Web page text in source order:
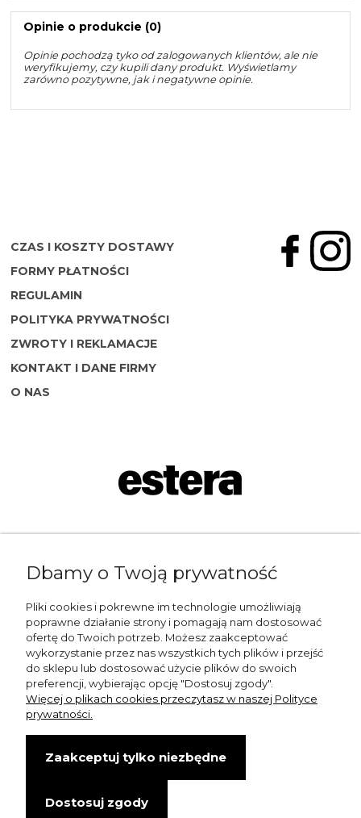
Opinie o produkcie (0)
Opinie pochodzą tyko od zalogowanych klientów, ale nie
weryfikujemy, czy kupili dany produkt. Wyświetlamy
zarówno pozytywne, jak i negatywne opinie.
CZAS I KOSZTY DOSTAWY
FORMY PŁATNOŚCI
REGULAMIN
POLITYKA PRYWATNOŚCI
ZWROTY I REKLAMACJE
KONTAKT I DANE FIRMY
O NAS
shop@esterashop.com
+48 785 709 330
ESTERA
Otolice 68
99-400 Łowicz
Wskazówki dojazdu
NIP: 8341003819
Copyright © Estera. Wszelkie prawa zastrzeżone.
Dbamy o Twoją prywatność
Pliki cookies i pokrewne im technologie umożliwiają
poprawne działanie strony i pomagają nam dostosować
ofertę do Twoich potrzeb. Możesz zaakceptować
wykorzystanie przez nas wszystkich tych plików i przejść
do sklepu lub dostosować użycie plików do swoich
preferencji, wybierając opcję "Dostosuj zgody".
Więcej o plikach cookies przeczytasz w naszej Polityce
prywatności.
Zaakceptuj tylko niezbędne
Dostosuj zgody